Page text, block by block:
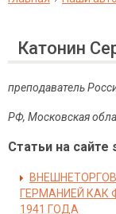
Катонин
преподаватель
РФ, Московская
Статьи на сайте
ГЕРМАНИЕЙ КАК
1941 ГОДА